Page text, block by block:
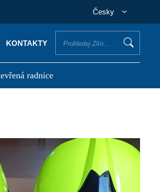
Česky
KONTAKTY
radnice